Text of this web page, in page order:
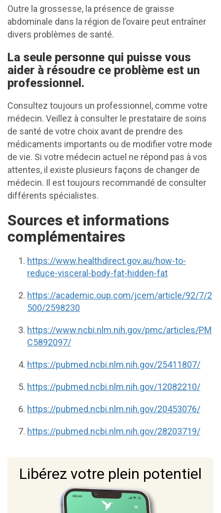
Outre la grossesse, la présence de graisse
abdominale dans la région de l’ovaire peut entraîner
divers problèmes de santé.
La seule personne qui puisse vous
aider à résoudre ce problème est un
professionnel.
Consultez toujours un professionnel, comme votre
médecin. Veillez à consulter le prestataire de soins
de santé de votre choix avant de prendre des
médicaments importants ou de modifier votre mode
de vie. Si votre médecin actuel ne répond pas à vos
attentes, il existe plusieurs façons de changer de
médecin. Il est toujours recommandé de consulter
différents spécialistes.
Sources et informations
complémentaires
https://www.healthdirect.gov.au/how-to-
reduce-visceral-body-fat-hidden-fat
https://academic.oup.com/jcem/article/92/7/2
500/2598230
https://www.ncbi.nlm.nih.gov/pmc/articles/PM
C5892097/
https://pubmed.ncbi.nlm.nih.gov/25411807/
https://pubmed.ncbi.nlm.nih.gov/12082210/
https://pubmed.ncbi.nlm.nih.gov/20453076/
https://pubmed.ncbi.nlm.nih.gov/28203719/
Libérez votre plein potentiel